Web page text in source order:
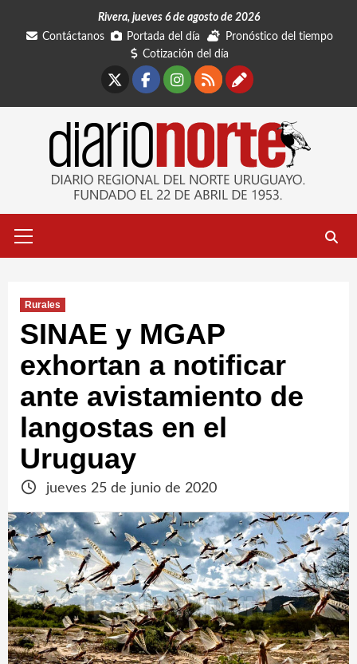
Rivera, jueves 6 de agosto de 2026
Contáctanos
Portada del día
Pronóstico del tiempo
Cotización del día
Facebook
Instagram
RSSContáctanos
primario
Rurales
SINAE y MGAP
exhortan a notificar
ante avistamiento de
langostas en el
Uruguay
jueves 25 de junio de 2020